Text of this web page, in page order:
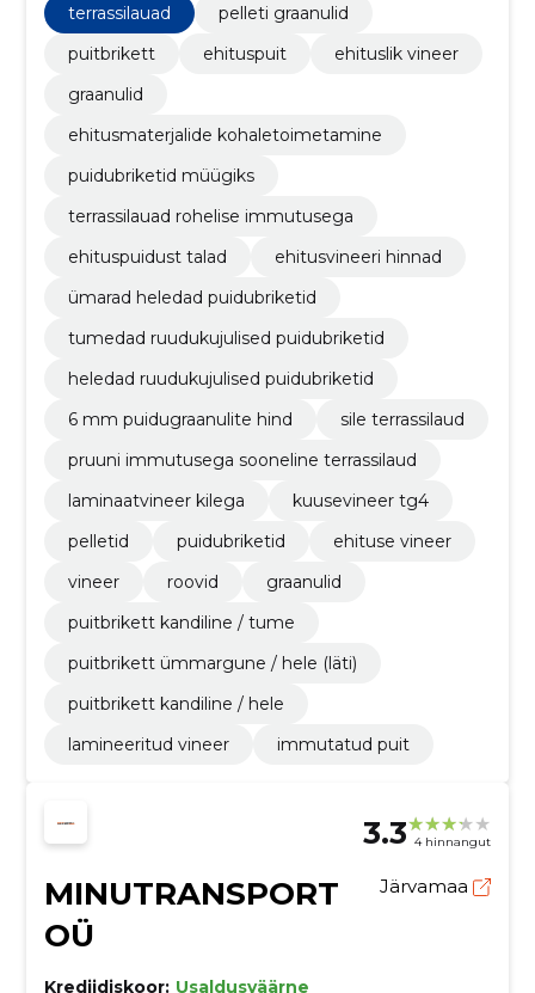
terrassilauad
pelleti graanulid
puitbrikett
ehituspuit
ehituslik vineer
graanulid
ehitusmaterjalide kohaletoimetamine
puidubriketid müügiks
terrassilauad rohelise immutusega
ehituspuidust talad
ehitusvineeri hinnad
ümarad heledad puidubriketid
tumedad ruudukujulised puidubriketid
heledad ruudukujulised puidubriketid
6 mm puidugraanulite hind
sile terrassilaud
pruuni immutusega sooneline terrassilaud
laminaatvineer kilega
kuusevineer tg4
pelletid
puidubriketid
ehituse vineer
vineer
roovid
graanulid
puitbrikett kandiline / tume
puitbrikett ümmargune / hele (läti)
puitbrikett kandiline / hele
lamineeritud vineer
immutatud puit
3.3 4 hinnangut
MINUTRANSPORT
OÜ
Järvamaa
Krediidiskoor: Usaldusväärne